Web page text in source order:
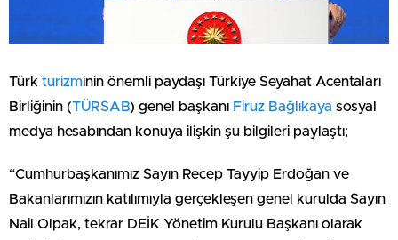
Türk turizminin önemli paydaşı Türkiye Seyahat Acentaları
Birliğinin (TÜRSAB) genel başkanı Firuz Bağlıkaya sosyal
medya hesabından konuya ilişkin şu bilgileri paylaştı;
“Cumhurbaşkanımız Sayın Recep Tayyip Erdoğan ve
Bakanlarımızın katılımıyla gerçekleşen genel kurulda Sayın
Nail Olpak, tekrar DEİK Yönetim Kurulu Başkanı olarak